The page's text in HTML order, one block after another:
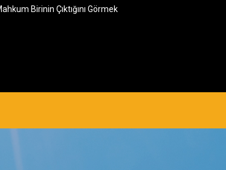
Birinin Çıktığını Görmek